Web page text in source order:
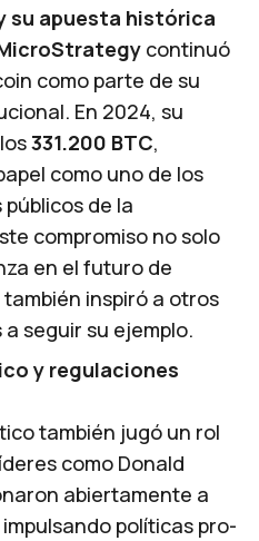
su apuesta histórica
continuó
como parte de su
En 2024, su
331.200 BTC,
como uno de los
de la
compromiso no solo
en el futuro de
inspiró a otros
seguir su ejemplo.
y regulaciones
también jugó un rol
como Donald
abiertamente a
políticas pro-